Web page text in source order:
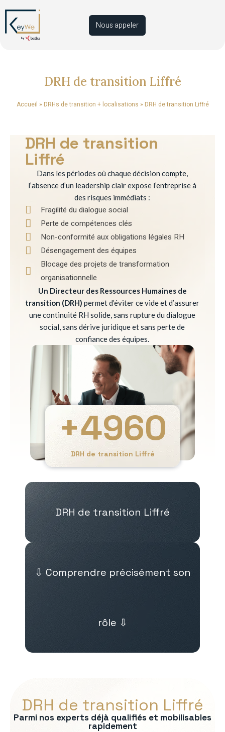
Nous appeler
DRH de transition Liffré
Accueil » DRHs de transition + localisations » DRH de transition Liffré
DRH de transition
Liffré
Dans les périodes où chaque décision compte,
l’absence d’un leadership clair expose l’entreprise à
des risques immédiats :
Fragilité du dialogue social
Perte de compétences clés
Non-conformité aux obligations légales RH
Désengagement des équipes
Blocage des projets de transformation
organisationnelle
Un Directeur des Ressources Humaines de
transition (DRH) permet d’éviter ce vide et d’assurer
une continuité RH solide, sans rupture du dialogue
social, sans dérive juridique et sans perte de
confiance des équipes.
DRH de transition Liffré
+4960
DRH de transition Liffré
⇩ Comprendre précisément son
rôle ⇩
DRH de transition Liffré
Parmi nos experts déjà qualifiés et mobilisables
rapidement